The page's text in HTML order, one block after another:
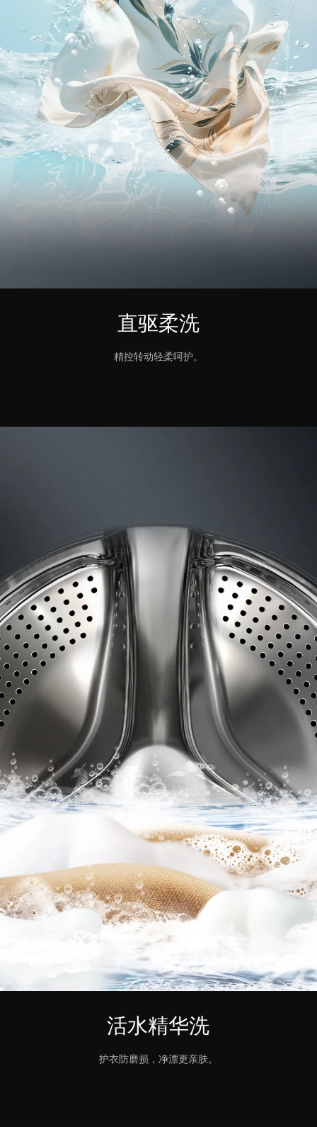
直驱柔洗
精控转动轻柔呵护。
活水精华洗
护衣防磨损，净漂更亲肤。